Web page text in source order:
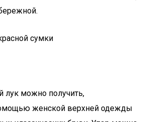
сумки
лук можно получить,
женской верхней одежды